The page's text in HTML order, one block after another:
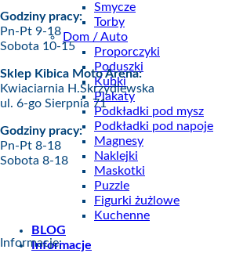
Smycze
Torby
Dom / Auto
Proporczyki
Poduszki
Kubki
Plakaty
Podkładki pod mysz
Podkładki pod napoje
Magnesy
Naklejki
Maskotki
Puzzle
Figurki żużlowe
Kuchenne
BLOG
Informacje
Godziny pracy:
Pn-Pt 9-18
Sobota 10-15
Sklep Kibica Moto Arena:
Kwiaciarnia H.Skrzydlewska
ul. 6-go Sierpnia 71
Godziny pracy:
Pn-Pt 8-18
Sobota 8-18
Informacje: